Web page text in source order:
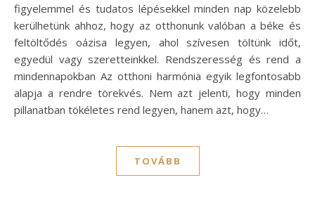
figyelemmel és tudatos lépésekkel minden nap közelebb
kerülhetünk ahhoz, hogy az otthonunk valóban a béke és
feltöltődés oázisa legyen, ahol szívesen töltünk időt,
egyedül vagy szeretteinkkel. Rendszeresség és rend a
mindennapokban Az otthoni harmónia egyik legfontosabb
alapja a rendre törekvés. Nem azt jelenti, hogy minden
pillanatban tökéletes rend legyen, hanem azt, hogy…
TOVÁBB